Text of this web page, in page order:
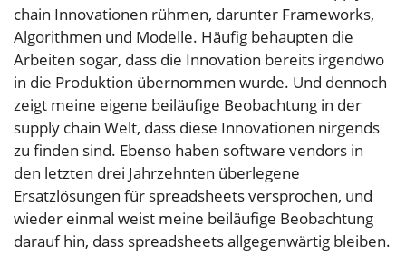
chain Innovationen rühmen, darunter Frameworks,
Algorithmen und Modelle. Häufig behaupten die
Arbeiten sogar, dass die Innovation bereits irgendwo
in die Produktion übernommen wurde. Und dennoch
zeigt meine eigene beiläufige Beobachtung in der
supply chain Welt, dass diese Innovationen nirgends
zu finden sind. Ebenso haben software vendors in
den letzten drei Jahrzehnten überlegene
Ersatzlösungen für spreadsheets versprochen, und
wieder einmal weist meine beiläufige Beobachtung
darauf hin, dass spreadsheets allgegenwärtig bleiben.